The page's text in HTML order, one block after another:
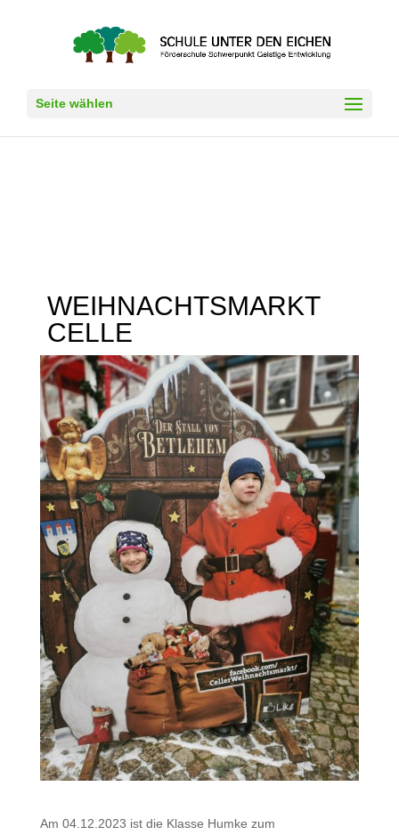
Seite wählen
WEIHNACHTSMARKT
CELLE
Am 04.12.2023 ist die Klasse Humke zum